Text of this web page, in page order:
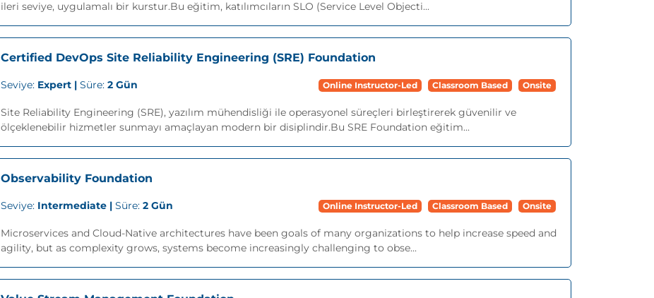
ileri seviye, uygulamalı bir kurstur.Bu eğitim, katılımcıların SLO (Service Level Objecti...
Certified DevOps Site Reliability Engineering (SRE) Foundation
Seviye: Expert | Süre: 2 Gün Online Instructor-Led Classroom Based Onsite
Site Reliability Engineering (SRE), yazılım mühendisliği ile operasyonel süreçleri birleştirerek güvenilir ve
ölçeklenebilir hizmetler sunmayı amaçlayan modern bir disiplindir.Bu SRE Foundation eğitim...
Observability Foundation
Seviye: Intermediate | Süre: 2 Gün Online Instructor-Led Classroom Based Onsite
Microservices and Cloud-Native architectures have been goals of many organizations to help increase speed and
agility, but as complexity grows, systems become increasingly challenging to obse...